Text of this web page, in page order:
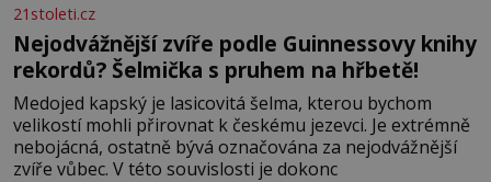
21stoleti.cz
Nejodvážnější zvíře podle Guinnessovy knihy
rekordů? Šelmička s pruhem na hřbetě!
Medojed kapský je lasicovitá šelma, kterou bychom
velikostí mohli přirovnat k českému jezevci. Je extrémně
nebojácná, ostatně bývá označována za nejodvážnější
zvíře vůbec. V této souvislosti je dokonc